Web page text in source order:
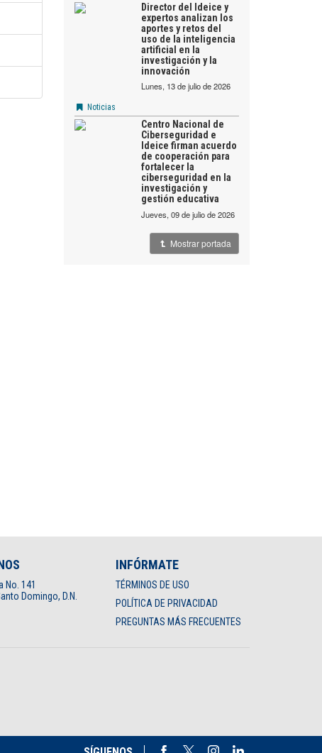
Director del Ideice y
expertos analizan los
aportes y retos del
uso de la inteligencia
artificial en la
investigación y la
innovación
lunes, 13 de julio de 2026
Noticias
Centro Nacional de
Ciberseguridad e
Ideice firman acuerdo
de cooperación para
fortalecer la
ciberseguridad en la
investigación y
gestión educativa
jueves, 09 de julio de 2026
Mostrar portada
No. 141
Domingo, D.N.
INFÓRMATE
TÉRMINOS DE USO
POLÍTICA DE PRIVACIDAD
PREGUNTAS MÁS FRECUENTES